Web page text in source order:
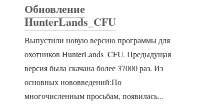
Обновление
HunterLands_CFU
Выпустили новую версию программы для
охотников HunterLands_CFU. Предыдущая
версия была скачана более 37000 раз. Из
основных нововведений:По
многочисленным просьбам, появилась...